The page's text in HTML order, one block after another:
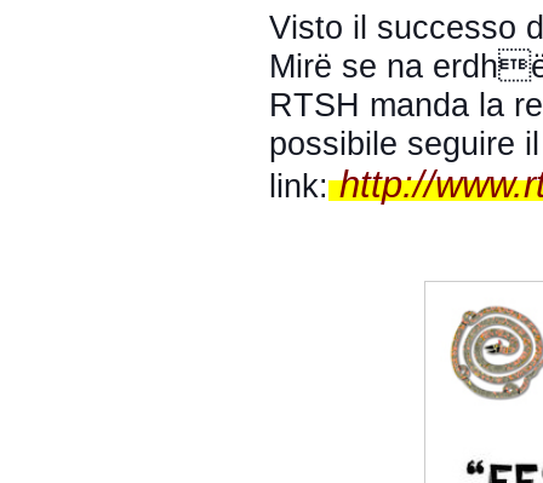
Visto il successo
Mirë se na
RTSH manda la
possibile seguire
link: http://